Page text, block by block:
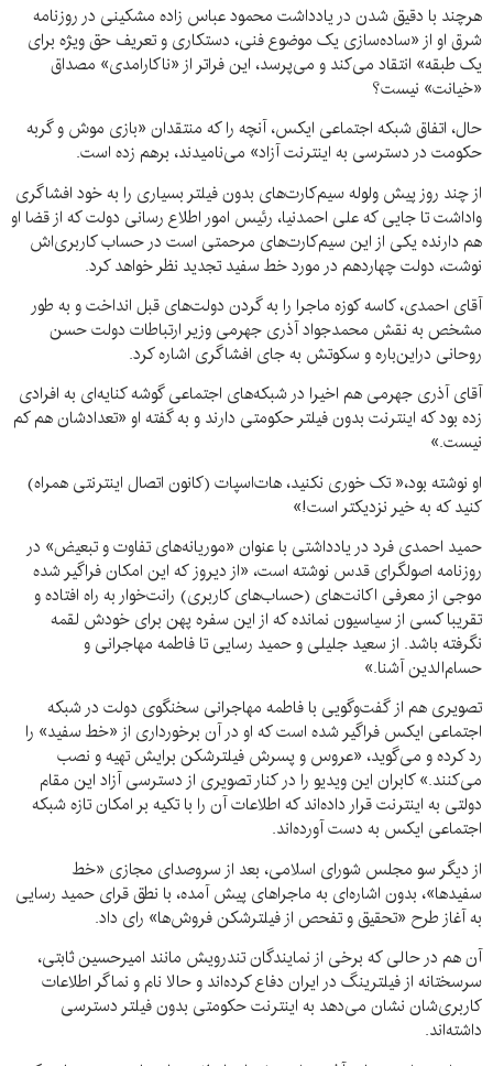
هرچند با دقیق شدن در یادداشت محمود عباس زاده مشکینی در روزنامه
شرق او از «ساده‌سازی یک موضوع فنی، دستکاری و تعریف حق ویژه برای
یک طبقه» انتقاد می‌کند و می‌پرسد، این فراتر از «ناکارامدی» مصداق
«خیانت» نیست؟
حال، اتفاق شبکه اجتماعی ایکس، آنچه را که منتقدان «بازی موش و گربه
حکومت در دسترسی به اینترنت آزاد» می‌نامیدند، برهم زده است.
از چند روز پیش ولوله سیم‌کارت‌های بدون فیلتر بسیاری را به خود افشاگری
واداشت تا جایی که علی احمدنیا، رئیس امور اطلاع رسانی دولت که از قضا او
هم دارنده یکی از این سیم‌کارت‌های مرحمتی است در حساب کاربری‌اش
نوشت، دولت چهاردهم در مورد خط سفید تجدید نظر خواهد کرد.
آقای احمدی، کاسه کوزه ماجرا را به گردن دولت‌های قبل انداخت و به طور
مشخص به نقش محمدجواد آذری جهرمی وزیر ارتباطات دولت حسن
روحانی در‌این‌باره و سکوتش به جای افشاگری اشاره کرد.
آقای آذری جهرمی هم اخیرا در شبکه‌های اجتماعی گوشه کنایه‌ای به افرادی
زده بود که اینترنت بدون فیلتر حکومتی دارند و به گفته او «تعدادشان هم کم
نیست.»
او نوشته بود،« تک خوری نکنید، هات‌اسپات (کانون اتصال اینترنتی همراه)
کنید که به خیر نزدیکتر است!»
حمید احمدی فرد در یادداشتی با عنوان «موریانه‌های تفاوت و تبعیض» در
روزنامه اصولگرای قدس نوشته است، «از دیروز که این امکان فراگیر شده
موجی از معرفی اکانت‌های (حساب‌های کاربری) رانت‌خوار به راه افتاده و
تقریبا کسی از سیاسیون نمانده که از این سفره پهن برای خودش لقمه
نگرفته باشد. از سعید جلیلی و حمید رسایی تا فاطمه مهاجرانی و
حسام‌الدین آشنا.»
تصویری هم از گفت‌وگویی با فاطمه مهاجرانی سخنگوی دولت در شبکه
اجتماعی ایکس فراگیر شده است که او در آن برخورداری از «خط سفید» را
رد کرده و می‌گوید، «عروس و پسرش فیلترشکن برایش تهیه و نصب
می‌کنند.» کابران این ویدیو را در کنار تصویری از دسترسی آزاد این مقام
دولتی به اینترنت قرار داده‌اند که اطلاعات آن را با تکیه بر امکان تازه شبکه
اجتماعی ایکس به دست آورده‌اند.
از دیگر سو مجلس شورای اسلامی، بعد از سروصدای مجازی «خط
سفیدها»، بدون اشاره‌ای به ماجراهای پیش‌ آمده، با نطق قرای حمید رسایی
به آغاز طرح «تحقیق و تفحص از فیلترشکن فروش‌ها» رای داد.
آن هم در حالی که برخی از نمایندگان تندرویش مانند امیرحسین ثابتی،
سرسختانه از فیلترینگ در ایران دفاع کرده‌اند و حالا نام و نماگر اطلاعات
کاربری‌‌‌شان نشان می‌دهد به اینترنت حکومتی بدون فیلتر دسترسی
داشته‌اند.